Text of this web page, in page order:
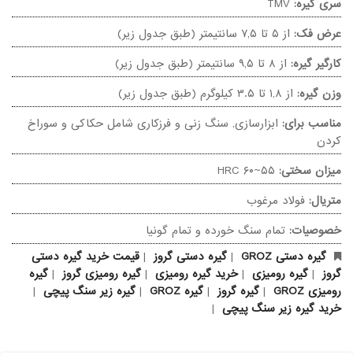
لوازم یدکی میکرومتر
لوازم یدکی کولیس
پایه نگهدارنده
کلمپ
پراپ ساعت شیطانکی
پشتی ساعت اندیکاتور
گیج های داخل سیلندر
ضخامت سنج
لوازم یدکی تراز
جعبه گیج راپورتر
گیج راپورتر زاویه
پین گیج
گیج تست میکرومتر
گیج تست کولیس
گیج زاویه
گیج راپورتر ساچمه
گیج داخل سیلندر
گیج داخل سیلندر ساعتی
گیج برونرو
گیج رینگی
کابل ها
زیر کاری ها
زیر کاری ها
ضخامت سنج ها
ضخامت سنج ساعتی
ضخامت سنج دیجیتال
بلوک زبری سنج
بلوک زبری سنج
دستگاه ها
دستگاه ضخامت سنج دیجیتال
دستگاه سختی سنج
دستگاه سختی سنج راکول
واسکازین پمپ سطلی
پمپ دستی انتقال مایع سیالات
روغن کش دستی
سری گیره: TMV
عرض فک: از ۵ تا ۷,۵ سانتیمتر (طبق جدول زیر)
کارگیر گیره: از ۸ تا ۹,۵ سانتیمتر (طبق جدول زیر)
وزن گیره: از ۱,۸ تا ۳.۵ کیلوگرم (طبق جدول زیر)
مناسب برای: ابزارسازی, سنگ زنی و فرزکاری شامل حکاکی و سوراخ
کردن
میزان سختی: ۵۵~۶۰ HRC
متریال: فولاد مرغوب
خصوصیات: تمام سنگ خورده و تمام گونیا
گیره دستی GROZ
| گیره دستی گروز | قیمت خرید گیره دستی
گروز | گیره رومیزی |خرید گیره رومیزی | گیره رومیزی گروز | گیره
رومیزی GROZ
| گیره گروز | گیره GROZ | گیره زیر سنگ پیچی |
خرید گیره زیر سنگ پیچی |